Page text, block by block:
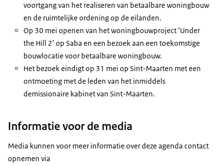
voortgang van het realiseren van betaalbare woningbouw
en de ruimtelijke ordening op de eilanden.
Op 30 mei openen van het woningbouwproject ‘Under
the Hill 2’ op Saba en een bezoek aan een toekomstige
bouwlocatie voor betaalbare woningbouw.
Het bezoek eindigt op 31 mei op Sint-Maarten met een
ontmoeting met de leden van het inmiddels
demissionaire kabinet van Sint-Maarten.
Informatie voor de media
Media kunnen voor meer informatie over deze agenda contact
opnemen via